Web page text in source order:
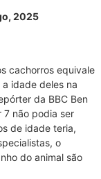
2025
cachorros equivale
idade deles na
da BBC Ben
7 não podia ser
de idade teria,
o
do animal são